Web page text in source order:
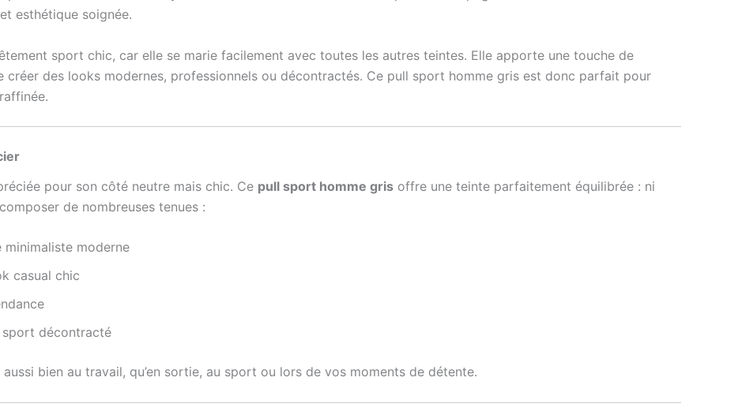
esthétique soignée.
sport chic, car elle se marie facilement avec toutes les autres teintes. Elle apporte une touche de
créer des looks modernes, professionnels ou décontractés. Ce pull sport homme gris est donc parfait pour
pour son côté neutre mais chic. Ce pull sport homme gris offre une teinte parfaitement équilibrée : ni
de nombreuses tenues :
minimaliste moderne
casual chic
décontracté
bien au travail, qu’en sortie, au sport ou lors de vos moments de détente.